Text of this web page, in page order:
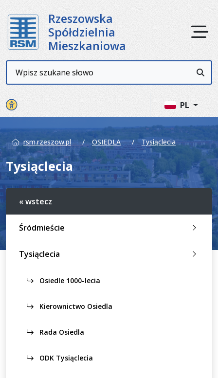
Rzeszowska
Spółdzielnia
Mieszkaniowa
PL
Panel ustawień witryny
Wyszukiwarka
rsm.rzeszow.pl OSIEDLA Tysiąclecia
Tysiąclecia
« wstecz
Śródmieście
Tysiąclecia
Osiedle 1000-lecia
Kierownictwo Osiedla
Rada Osiedla
ODK Tysiąclecia